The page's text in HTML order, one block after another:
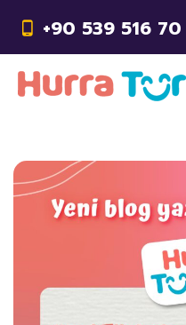
+90 539 516